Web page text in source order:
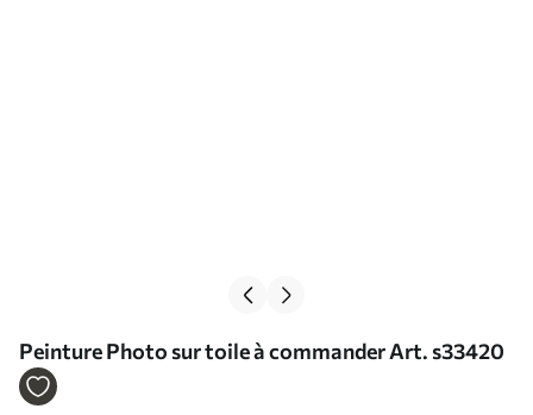
Peinture Photo sur toile à commander Art. s33420